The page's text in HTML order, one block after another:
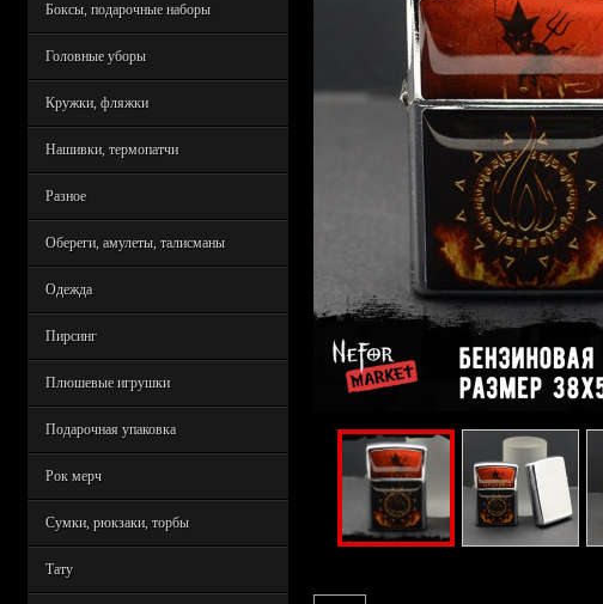
Боксы, подарочные наборы
Головные уборы
Кружки, фляжки
Нашивки, термопатчи
Разное
Обереги, амулеты, талисманы
Одежда
Пирсинг
Плюшевые игрушки
Подарочная упаковка
Рок мерч
Сумки, рюкзаки, торбы
Тату